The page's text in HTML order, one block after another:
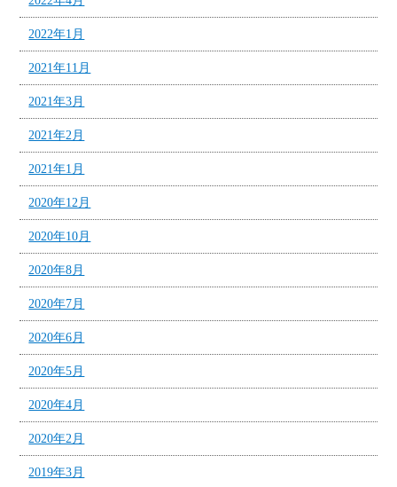
2022年1月
2021年11月
2021年3月
2021年2月
2021年1月
2020年12月
2020年10月
2020年8月
2020年7月
2020年6月
2020年5月
2020年4月
2020年2月
2019年3月